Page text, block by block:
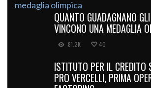
QUANTO GUADAGNANO
VINCONO UNA MEDAGLIA
81.2K 40
ISTITUTO PER IL CREDITO
PRO VERCELLI, PRIMA